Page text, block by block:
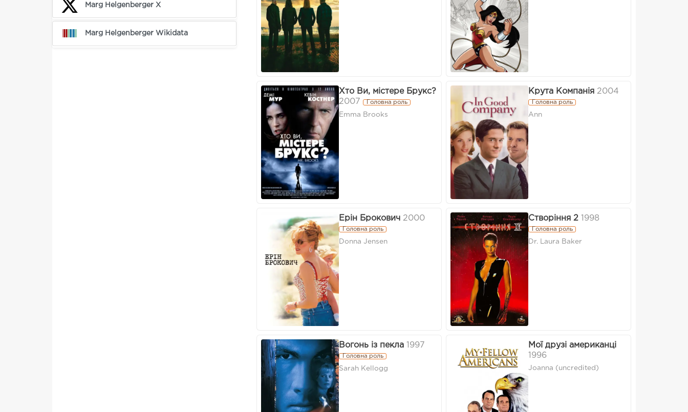
Marg Helgenberger X
Marg Helgenberger Wikidata
Хто Ви, містере Брукс?
2007
Головна роль
Emma Brooks
Крута Компанія 2004
Головна роль
Ann
Ерін Брокович 2000
Головна роль
Donna Jensen
Створіння 2 1998
Головна роль
Dr. Laura Baker
Вогонь із пекла 1997
Головна роль
Sarah Kellogg
Мої друзі американці
1996
Joanna (uncredited)